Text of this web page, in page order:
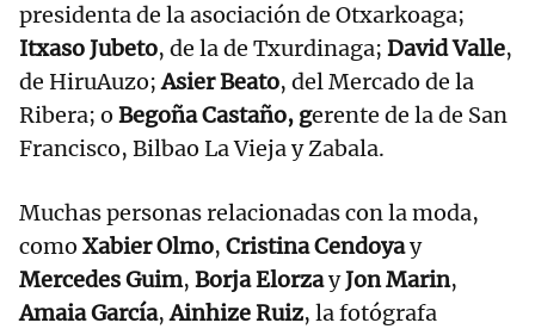
presidenta de la asociación de Otxarkoaga;
Itxaso Jubeto, de la de Txurdinaga; David Valle,
de HiruAuzo;Asier Beato, del Mercado de la
Ribera; o Begoña Castaño, gerente de la de San
Francisco, Bilbao La Vieja y Zabala.
Muchas personas relacionadas con la moda,
como Xabier Olmo, Cristina Cendoyay
Mercedes Guim, Borja ElorzayJon Marin,
Amaia García,Ainhize Ruiz, la fotógrafa